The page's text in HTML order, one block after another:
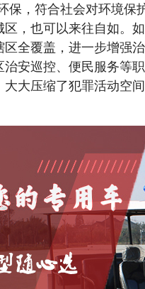
保，符合社会对环境保
，也可以来往自如。
全覆盖，进一步增强
安巡控、便民服务等
大压缩了犯罪活动空